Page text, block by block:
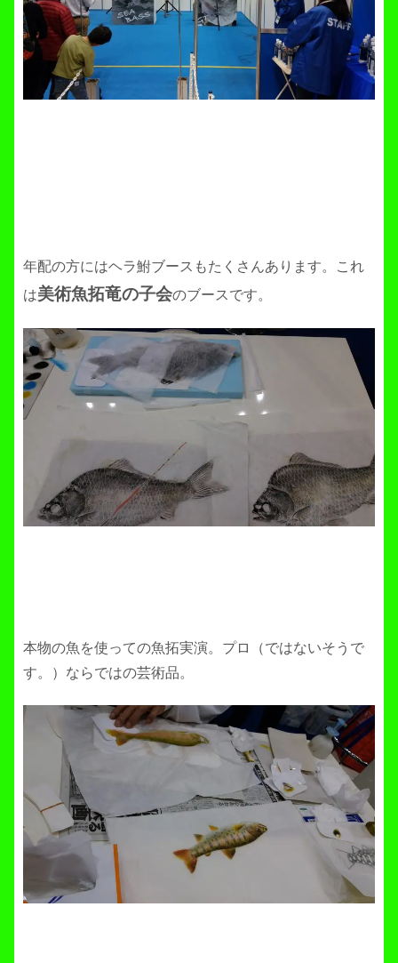
年配の方にはヘラ鮒ブースもたくさんあります。これ
は美術魚拓竜の子会のブースです。
本物の魚を使っての魚拓実演。プロ（ではないそうで
す。）ならではの芸術品。